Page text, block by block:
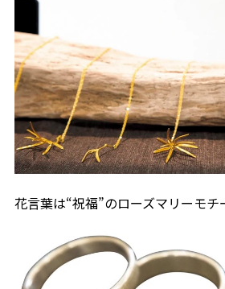
花言葉は“祝福”のローズマリーモチ